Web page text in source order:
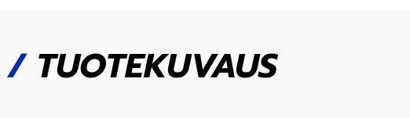
/TUOTEKUVAUS